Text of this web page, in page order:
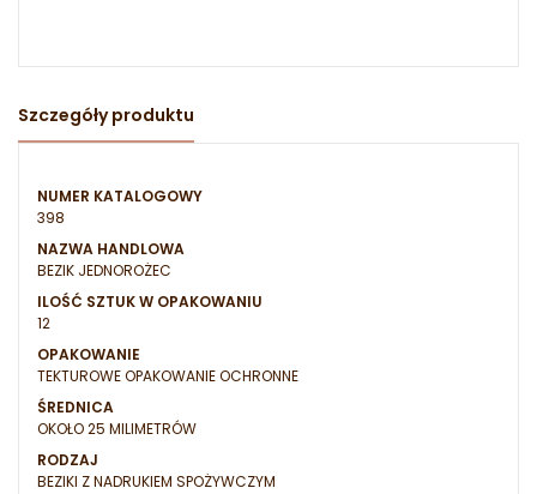
Szczegóły produktu
NUMER KATALOGOWY
398
NAZWA HANDLOWA
BEZIK JEDNOROŻEC
ILOŚĆ SZTUK W OPAKOWANIU
12
OPAKOWANIE
TEKTUROWE OPAKOWANIE OCHRONNE
ŚREDNICA
OKOŁO 25 MILIMETRÓW
RODZAJ
BEZIKI Z NADRUKIEM SPOŻYWCZYM